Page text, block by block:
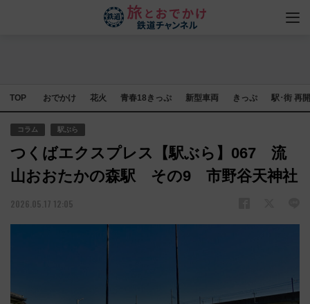
TOP おでかけ 花火 青春18きっぷ 新型車両 きっぷ 駅･街 再
コラム 駅ぶら
つくばエクスプレス【駅ぶら】067 流
山おおたかの森駅 その9 市野谷天神社
2026.05.17 12:05